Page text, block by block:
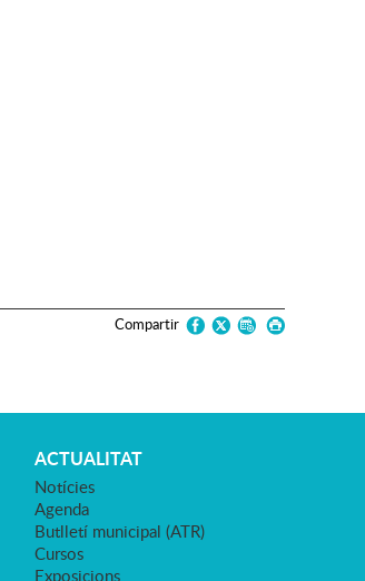
Compartir
ACTUALITAT
Notícies
Agenda
Butlletí municipal (ATR)
Cursos
Exposicions